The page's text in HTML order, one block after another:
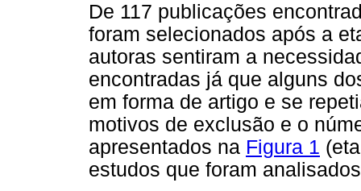
De 117 publicações
foram selecionados após a
autoras sentiram a
encontradas já que alguns
em forma de artigo e se
motivos de exclusão e o
apresentados na Figura 1
estudos que foram